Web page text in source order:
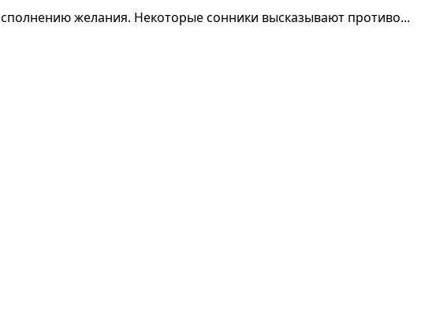
желания. Некоторые сонники высказывают противо...